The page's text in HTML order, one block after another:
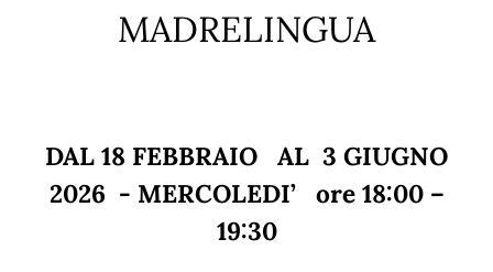
MADRELINGUA
DAL 18 FEBBRAIO AL 3 GIUGNO
2026 - MERCOLEDI’ ore 18:00 –
19:30